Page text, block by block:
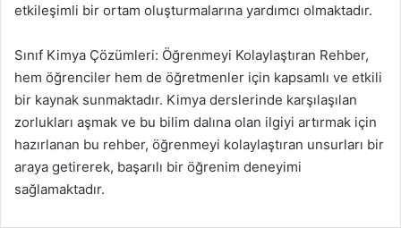
etkileşimli bir ortam oluşturmalarına yardımcı olmaktadır.
Sınıf Kimya Çözümleri: Öğrenmeyi Kolaylaştıran Rehber,
hem öğrenciler hem de öğretmenler için kapsamlı ve etkili
bir kaynak sunmaktadır. Kimya derslerinde karşılaşılan
zorlukları aşmak ve bu bilim dalına olan ilgiyi artırmak için
hazırlanan bu rehber, öğrenmeyi kolaylaştıran unsurları bir
araya getirerek, başarılı bir öğrenim deneyimi
sağlamaktadır.